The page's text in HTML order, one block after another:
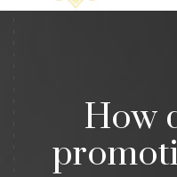
How